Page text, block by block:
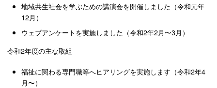
地域共生社会を学ぶための講演会を開催しました（令和元年
12月）
ウェブアンケートを実施しました（令和2年2月〜3月）
令和2年度の主な取組
福祉に関わる専門職等へヒアリングを実施します（令和2年4
月〜）